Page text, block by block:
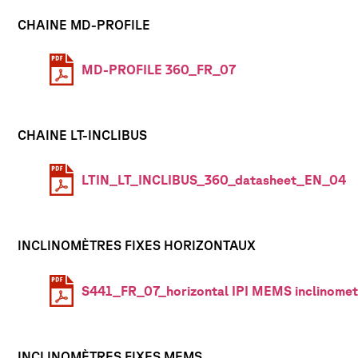
CHAINE MD-PROFILE
MD-PROFILE 360_FR_07
CHAINE LT-INCLIBUS
LTIN_LT_INCLIBUS_360_datasheet_EN_04
INCLINOMÈTRES FIXES HORIZONTAUX
S441_FR_07_horizontal IPI MEMS